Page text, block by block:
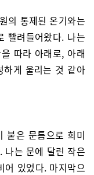
의 통제된 온기와는
빨려들어왔다. 나는
따라 아래로, 아래
하게 울리는 것 같아
붙은 문틈으로 희미
나는 문에 달린 작은
어 있었다. 마지막으